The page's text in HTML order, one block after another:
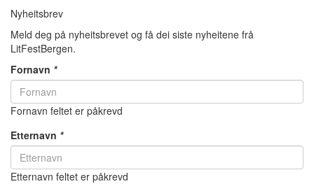
Nyheitsbrev
Meld deg på nyheitsbrevet og få dei siste nyheitene frå
LitFestBergen.
Fornavn *
Fornavn feltet er påkrevd
Etternavn *
Etternavn feltet er påkrevd